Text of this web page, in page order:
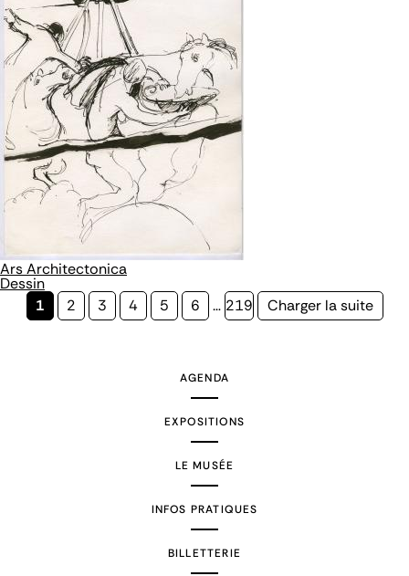
Ars Architectonica
Dessin
Page
1 Page
2 Page
3 Page
4 Page
5 Page
6 … Page
219
Page
Charger la suite
AGENDA
EXPOSITIONS
LE MUSÉE
INFOS PRATIQUES
BILLETTERIE